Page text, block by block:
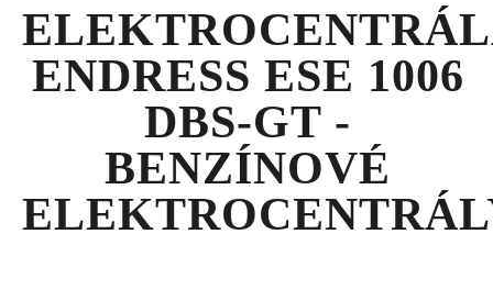
MALÁ MECHANIZÁCIA
ENERGETICKÉ SYSTÉMY
POŽIČOVŇA
POUŽITÉ STROJE
ENDRESS ESE 1006
DBS-GT -
BENZÍNOVÉ